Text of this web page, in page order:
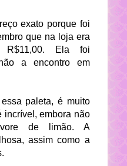
exato porque foi
que na loja era
Ela foi
a encontro em
paleta, é muito
incrível, embora não
de limão. A
assim como a